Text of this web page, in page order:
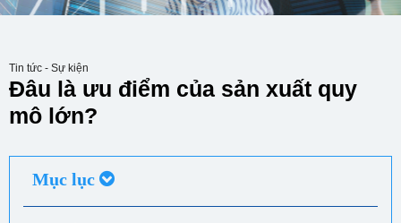
Tin tức - Sự kiện
Đâu là ưu điểm của sản xuất quy
mô lớn?
Mục lục